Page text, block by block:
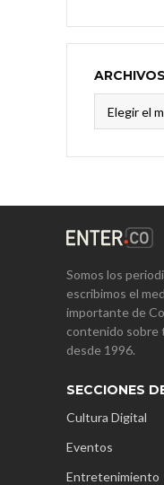
ARCHIVOS
Somos los
escribimos el
importante de
contenido sobre
desde 1996.
SECCIONES
Cultura Digital
Eventos
Entretenimiento